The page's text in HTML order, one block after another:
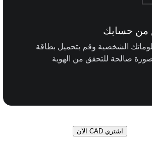
من حسابك
الشخصية وقم بتحميل بطاقة
صورة صالحة للتحقق من الهوية
اشتري CAD الآن